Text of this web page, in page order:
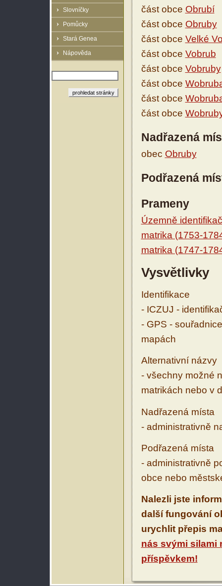
Slovníčky
Pomůcky
Stará Genea
Nápověda
část obce Obrubí
část obce Obruby
část obce Velké
část obce Vobrub
část obce Vobruby
část obce
část obce
část obce
Nadřazená
obec Obruby
Podřazená
Prameny
Územně
matrika (1753-
matrika (1747-
Vysvětlivky
Identifikace
- ICZUJ -
- GPS -
mapách
Alternativní názvy
- všechny možné
matrikách nebo v
Nadřazená místa
- administrativně
Podřazená místa
- administrativně
obce nebo
Nalezli jste
další fungování
urychlit přepis
nás svými silami
příspěvkem!